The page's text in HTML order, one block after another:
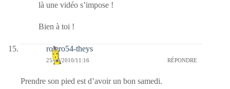
là une vidéo s’impose !
Bien à toi !
rolero54-theys
25/09/2010/11:16 RÉPONDRE
Prendre son pied est d’avoir un bon samedi.